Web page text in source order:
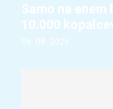
Samo na
10.000
06. 08. 2026